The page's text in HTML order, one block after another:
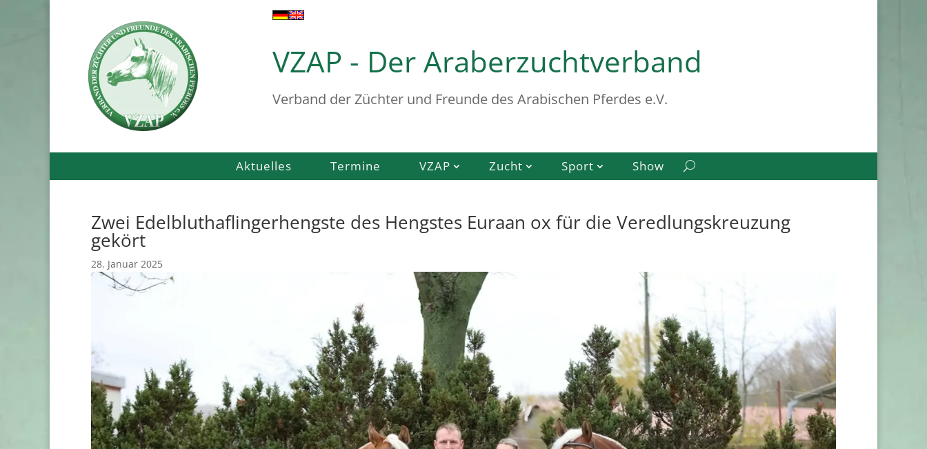
VZAP - Der Araberzuchtverband
Verband der Züchter und Freunde des Arabischen Pferdes e.V.
Aktuelles Termine VZAP Zucht Sport Show
Zwei Edelbluthaflingerhengste des Hengstes Euraan ox für die Veredlungskreuzung
gekört
28. Januar 2025